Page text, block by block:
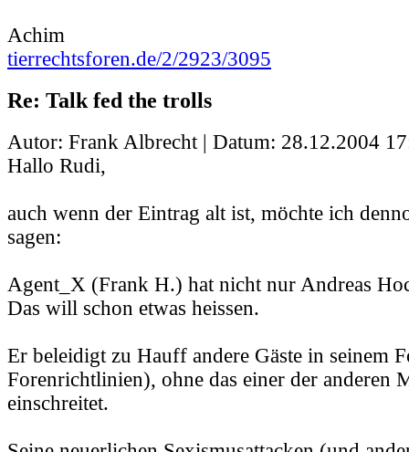
Achim
tierrechtsforen.de/2/2923/3095
Re: Talk fed the trolls
Autor: Frank Albrecht | Datum: 28.12.2004
Hallo Rudi,
auch wenn der Eintrag alt ist, möchte ich
sagen:
Agent_X (Frank H.) hat nicht nur Andreas
Das will schon etwas heissen.
Er beleidigt zu Hauff andere Gäste in seinem
Forenrichtlinien), ohne das einer der anderen
einschreitet.